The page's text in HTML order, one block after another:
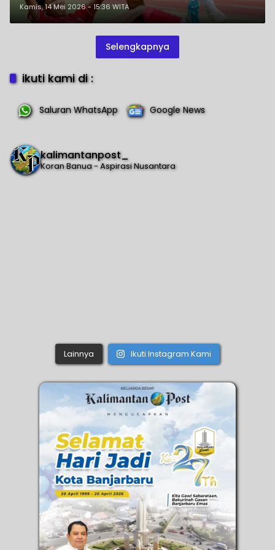
Piala Presiden 2026
Kamis, 14 Mei 2026 - 15:36 WITA
Selengkapnya
ikuti kami di :
Saluran WhatsApp Google News
kalimantanpost_
Koran Banua - Aspirasi Nusantara
Lainnya Ikuti Instagram Kami